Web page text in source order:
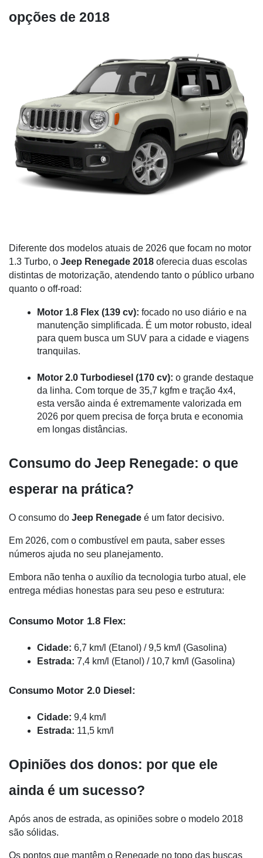
opções de 2018
Diferente dos modelos atuais de 2026 que focam no motor
1.3 Turbo, o Jeep Renegade 2018 oferecia duas escolas
distintas de motorização, atendendo tanto o público urbano
quanto o off-road:
Motor 1.8 Flex (139 cv): focado no uso diário e na
manutenção simplificada. É um motor robusto, ideal
para quem busca um SUV para a cidade e viagens
tranquilas.
Motor 2.0 Turbodiesel (170 cv): o grande destaque
da linha. Com torque de 35,7 kgfm e tração 4x4,
esta versão ainda é extremamente valorizada em
2026 por quem precisa de força bruta e economia
em longas distâncias.
Consumo do Jeep Renegade: o que
esperar na prática?
O consumo do Jeep Renegade é um fator decisivo.
Em 2026, com o combustível em pauta, saber esses
números ajuda no seu planejamento.
Embora não tenha o auxílio da tecnologia turbo atual, ele
entrega médias honestas para seu peso e estrutura:
Consumo Motor 1.8 Flex:
Cidade: 6,7 km/l (Etanol) / 9,5 km/l (Gasolina)
Estrada: 7,4 km/l (Etanol) / 10,7 km/l (Gasolina)
Consumo Motor 2.0 Diesel:
Cidade: 9,4 km/l
Estrada: 11,5 km/l
Opiniões dos donos: por que ele
ainda é um sucesso?
Após anos de estrada, as opiniões sobre o modelo 2018
são sólidas.
Os pontos que mantêm o Renegade no topo das buscas